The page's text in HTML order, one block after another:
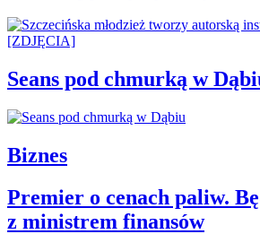
Seans pod chmurką w
Biznes
Premier o cenach paliw.
z ministrem finansów